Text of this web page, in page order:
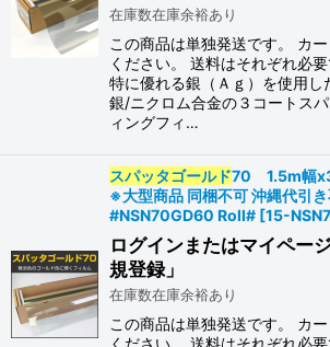
在庫数在庫余裕あり
この商品は単独発送です。 カ
ください。 送料はそれぞれ必
特に優れる銀（Ａｇ）を使用し
銀/ニクロム合金の３コートス
ィングフィ…
スパッタゴールド70 1.5m幅
※大型商品 同梱不可 沖縄代引
#NSN70GD60 Roll# [15-
ログインまたはマイペー
規登録」
在庫数在庫余裕あり
この商品は単独発送です。 カ
ください。 送料はそれぞれ必